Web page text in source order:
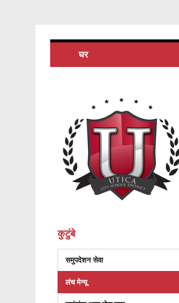
घर
कुटुंबे
समुपदेशन सेवा(नवीन
विंडोमध्ये
लंच मेन्यू